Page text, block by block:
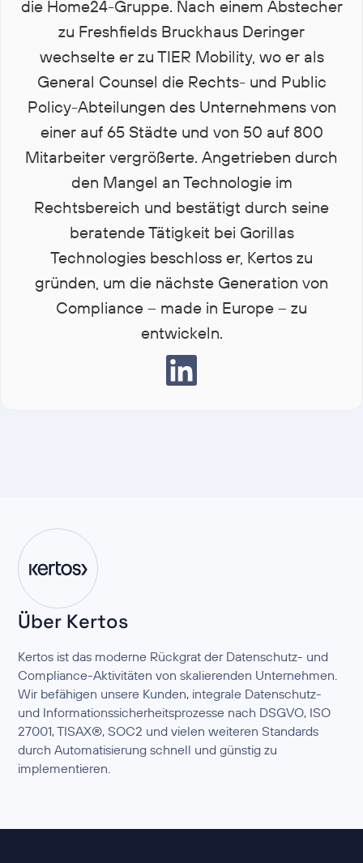
die Home24-Gruppe. Nach einem Abstecher
zu Freshfields Bruckhaus Deringer
wechselte er zu TIER Mobility, wo er als
General Counsel die Rechts- und Public
Policy-Abteilungen des Unternehmens von
einer auf 65 Städte und von 50 auf 800
Mitarbeiter vergrößerte. Angetrieben durch
den Mangel an Technologie im
Rechtsbereich und bestätigt durch seine
beratende Tätigkeit bei Gorillas
Technologies beschloss er, Kertos zu
gründen, um die nächste Generation von
Compliance – made in Europe – zu
entwickeln.
Über Kertos
Kertos ist das moderne Rückgrat der Datenschutz- und
Compliance-Aktivitäten von skalierenden Unternehmen.
Wir befähigen unsere Kunden, integrale Datenschutz-
und Informationssicherheitsprozesse nach DSGVO, ISO
27001, TISAX®, SOC2 und vielen weiteren Standards
durch Automatisierung schnell und günstig zu
implementieren.